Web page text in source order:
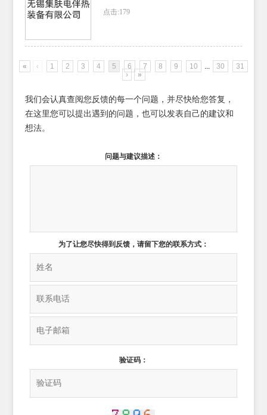
点击:179
« ‹ 1 2 3 4 5 6 7 8 9 10 30
31
›
»
我们会认真查阅您反馈的每一个问题，并尽快给您答复，
在这里您可以提出遇到的问题，也可以发表自己的建议和
想法。
问题与建议描述：
为了让您尽快得到反馈，请留下您的联系方式：
验证码：